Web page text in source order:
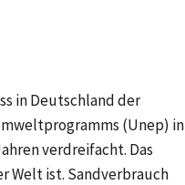
in Deutschland der
(Unep) in
verdreifacht. Das
Welt ist. Sandverbrauch